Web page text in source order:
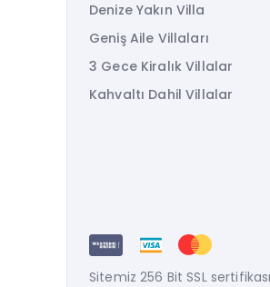
Denize Yakın Villa
Geniş Aile Villaları
3 Gece Kiralık Villalar
Kahvaltı Dahil Villalar
Sitemiz 256 Bit SSL